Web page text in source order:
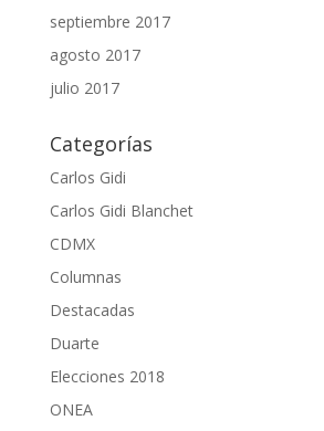
septiembre 2017
agosto 2017
julio 2017
Categorías
Carlos Gidi
Carlos Gidi Blanchet
CDMX
Columnas
Destacadas
Duarte
Elecciones 2018
ONEA